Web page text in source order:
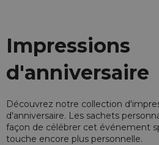
Impressions
d'anniversaire
Découvrez notre collection
d'anniversaire. Les sachets
façon de célébrer cet événement
touche encore plus personnelle.